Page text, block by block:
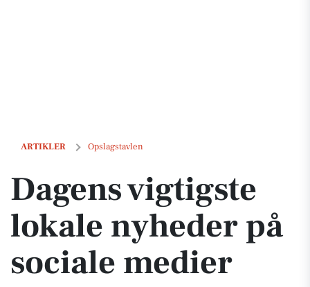
ARTIKLER Opslagstavlen
Dagens vigtigste lokale nyheder på sociale medier
Dagens vigtigste
lokale nyheder på
sociale medier